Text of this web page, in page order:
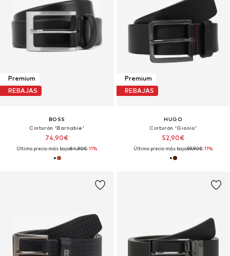
Premium
REBAJAS
BOSS
Cinturón 'Barnabie'
74,90€
Último precio más bajo:84,90€-11%
Premium
REBAJAS
HUGO
Cinturón 'Gionio'
52,90€
Último precio más bajo:59,90€-11%